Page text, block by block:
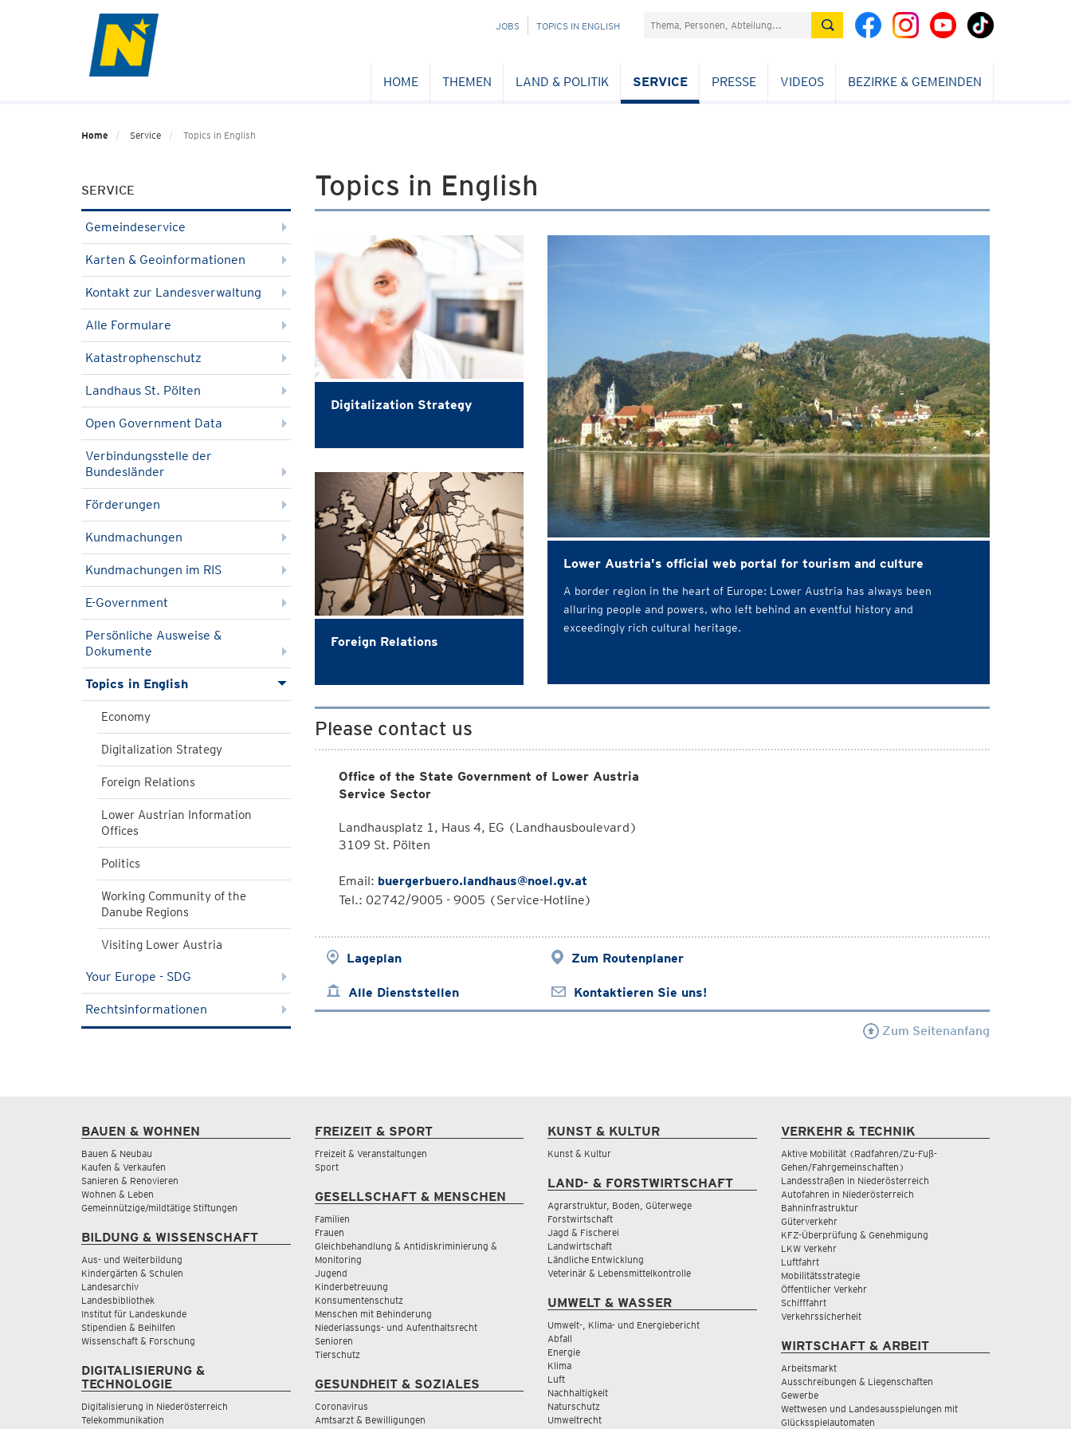
NAVIGATION
JOBS TOPICS IN ENGLISH Suchefeld
HOME THEMEN LAND & POLITIK SERVICE PRESSE VIDEOS BEZIRKE & GEMEINDEN
Home Service Topics in English
SERVICE
Gemeindeservice
Karten & Geoinformationen
Kontakt zur Landesverwaltung
Alle Formulare
Katastrophenschutz
Landhaus St. Pölten
Open Government Data
Verbindungsstelle der
Bundesländer
Förderungen
Kundmachungen
Kundmachungen im RIS
E-Government
Persönliche Ausweise &
Dokumente
Topics in English
Economy
Digitalization Strategy
Foreign Relations
Lower Austrian Information
Offices
Politics
Working Community of the
Danube Regions
Visiting Lower Austria
Your Europe - SDG
Rechtsinformationen
Topics in English
Lower Austria's official web portal for tourism and culture
A border region in the heart of Europe: Lower Austria has always been
alluring people and powers, who left behind an eventful history and
exceedingly rich cultural heritage.
Digitalization Strategy
Foreign Relations
Please contact us
Office of the State Government of Lower Austria
Service Sector
Landhausplatz 1, Haus 4, EG (Landhausboulevard)
3109 St. Pölten
Email: buergerbuero.landhaus@noel.gv.at
Tel.: 02742/9005 - 9005 (Service-Hotline)
Lageplan Zum Routenplaner
Alle Dienststellen Kontaktieren Sie uns!
Zum Seitenanfang
BAUEN & WOHNEN
Bauen & Neubau
Kaufen & Verkaufen
Sanieren & Renovieren
Wohnen & Leben
Gemeinnützige/mildtätige Stiftungen
BILDUNG & WISSENSCHAFT
Aus- und Weiterbildung
Kindergärten & Schulen
Landesarchiv
Landesbibliothek
Institut für Landeskunde
Stipendien & Beihilfen
Wissenschaft & Forschung
DIGITALISIERUNG &
TECHNOLOGIE
Digitalisierung in Niederösterreich
Telekommunikation
FREIZEIT & SPORT
Freizeit & Veranstaltungen
Sport
GESELLSCHAFT & MENSCHEN
Familien
Frauen
Gleichbehandlung & Antidiskriminierung &
Monitoring
Jugend
Kinderbetreuung
Konsumentenschutz
Menschen mit Behinderung
Niederlassungs- und Aufenthaltsrecht
Senioren
Tierschutz
GESUNDHEIT & SOZIALES
Coronavirus
Amtsarzt & Bewilligungen
KUNST & KULTUR
Kunst & Kultur
LAND- & FORSTWIRTSCHAFT
Agrarstruktur, Boden, Güterwege
Forstwirtschaft
Jagd & Fischerei
Landwirtschaft
Ländliche Entwicklung
Veterinär & Lebensmittelkontrolle
UMWELT & WASSER
Umwelt-, Klima- und Energiebericht
Abfall
Energie
Klima
Luft
Nachhaltigkeit
Naturschutz
Umweltrecht
VERKEHR & TECHNIK
Aktive Mobilität (Radfahren/Zu-Fuß-
Gehen/Fahrgemeinschaften)
Landesstraßen in Niederösterreich
Autofahren in Niederösterreich
Bahninfrastruktur
Güterverkehr
KFZ-Überprüfung & Genehmigung
LKW Verkehr
Luftfahrt
Mobilitätsstrategie
Öffentlicher Verkehr
Schifffahrt
Verkehrssicherheit
WIRTSCHAFT & ARBEIT
Arbeitsmarkt
Ausschreibungen & Liegenschaften
Gewerbe
Wettwesen und Landesausspielungen mit
Glücksspielautomaten